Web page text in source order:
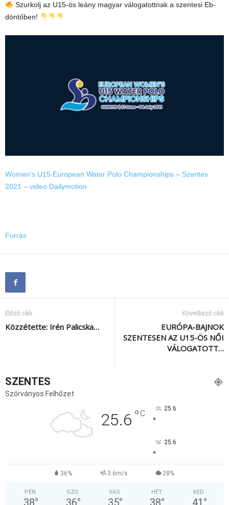
Szurkolj az U15-ös leány magyar válogatottnak a szentesi Eb-
döntőben!
Women’s U15 European Water Polo Championships – Szentes
2021 – video Dailymotion
Forrás
Előző cikk
Közzétette: Irén Palicska…
Következő cikk
EURÓPA-BAJNOK
SZENTESEN AZ U15-ÖS NŐI
VÁLOGATOTT…
SZENTES
Szórványos Felhőzet
25.6 °C 25.6
°
25.6
°
36% 3.6m/s 28%
PÉN
38°
SZO
36°
VAS
35°
HÉT
38°
KED
41 °